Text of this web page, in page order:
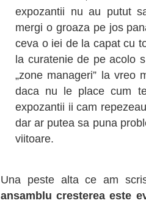
expozantii nu au putut
mergi o groaza pe jos
ceva o iei de la capat cu
la curatenie de pe acolo
„zone manageri” la vreo
daca nu le place cum
expozantii ii cam
dar ar putea sa puna
viitoare.
Una peste alta ce am
ansamblu cresterea este